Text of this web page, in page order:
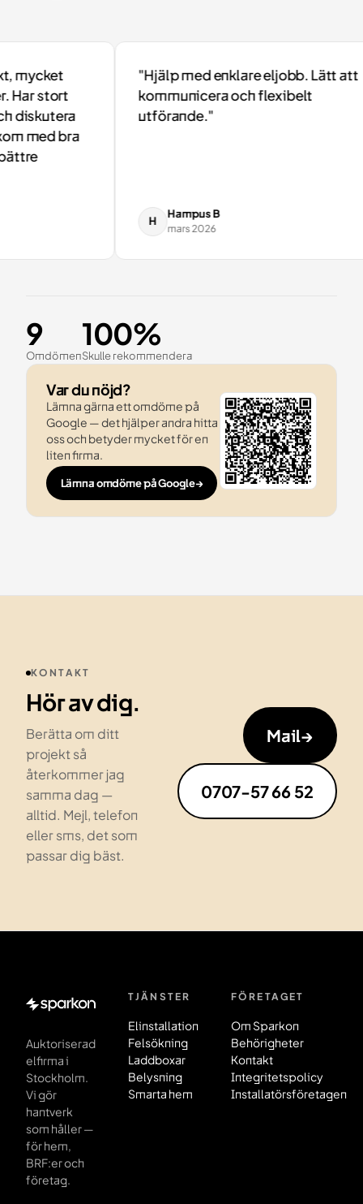
stort
med bra
"Hjälp med enklare eljobb. Lätt att
kommunicera och flexibelt
utförande."
Hampus B
mars 2026
9
Omdömen
100%
Skulle rekommendera
Var du nöjd?
Lämna gärna ett omdöme på
Google — det hjälper andra hitta
oss och betyder mycket för en
liten firma.
Lämna omdöme på Google→
KONTAKT
Hör av dig.
Berätta om ditt
projekt så
återkommer jag
samma dag —
alltid. Mejl, telefon
eller sms, det som
passar dig bäst.
Mail→
0707-57 66 52
Sidfot
Auktoriserad
elfirma i
Stockholm.
Vi gör
hantverk
som håller —
för hem,
BRF:er och
företag.
TJÄNSTER
Elinstallation
Felsökning
Laddboxar
Belysning
Smarta hem
FÖRETAGET
Om Sparkon
Behörigheter
Kontakt
Integritetspolicy
Installatörsföretagen